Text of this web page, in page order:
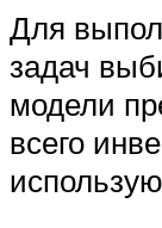
Для
задач
модели
всего